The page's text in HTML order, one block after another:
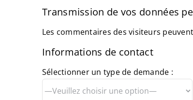
Transmission de vos données
Les commentaires des visiteurs
Informations de contact
Sélectionner un type de demande :